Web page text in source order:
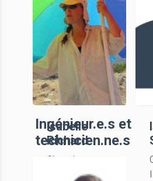
Isabelle
Richard
Chargée
d’opération et
Ingénieur.e.s et
technicien.ne.s